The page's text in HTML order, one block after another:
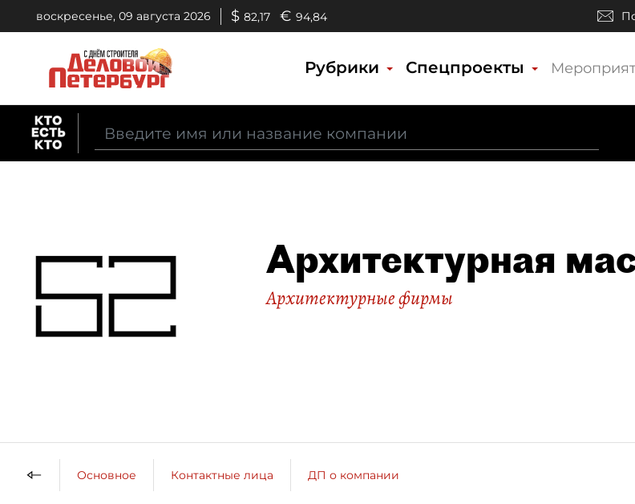
воскресенье, 09 августа 2026 $ 82,17 € 94,84
Рубрики Спецпроекты
Архитектурная
Архитектурные фирмы
Основное Контактные лица ДП о компании